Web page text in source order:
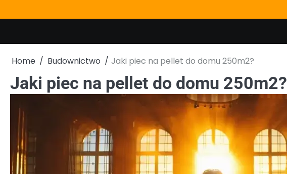
to
Home Budownictwo Jaki piec na pellet do domu 250m2?
Jaki piec na pellet do domu 250m2?